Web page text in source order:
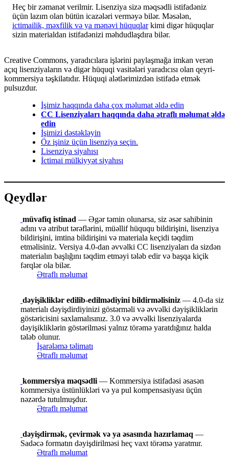
Heç bir zəmanət verilmir. Lisenziya sizə məqsədli istifadəniz
üçün lazım olan bütün icazələri verməyə bilər. Məsələn,
ictimailik, məxfilik və ya mənəvi hüquqlarkimi digər hüquqlar
sizin materialdan istifadənizi məhdudlaşdıra bilər.
Creative Commons, yaradıcılara işlərini paylaşmağa imkan verən
açıq lisenziyaların və digər hüquqi vasitələri yaradıcısı olan qeyri-
kommersiya təşkilatıdır. Hüquqi alətlərimizdən istifadə etmək
pulsuzdur.
İşimiz haqqında daha çox məlumat əldə edin
CC Lisenziyaları haqqında daha ətraflı məlumat əldə
edin
İşimizi dəstəkləyin
Öz işiniz üçün lisenziya seçin.
Lisenziya siyahısı
İctimai mülkiyyət siyahısı
Qeydlər
müvafiq istinad — Əgər təmin olunarsa, siz əsər sahibinin
adını və atribut tərəflərini, müəllif hüququ bildirişini, lisenziya
bildirişini, imtina bildirişini və materiala keçidi təqdim
etməlisiniz. Versiya 4.0-dan əvvəlki CC lisenziyaları da sizdən
materialın başlığını təqdim etməyi tələb edir və başqa kiçik
fərqlər ola bilər.
Ətraflı məlumat
dəyişikliklər edilib-edilmədiyini bildirməlisiniz — 4.0-da siz
materialı dəyişdirdiyinizi göstərməli və əvvəlki dəyişikliklərin
göstəricisini saxlamalısınız. 3.0 və əvvəlki lisenziyalarda
dəyişikliklərin göstərilməsi yalnız törəmə yaratdığınız halda
tələb olunur.
İşarələmə təlimatı
Ətraflı məlumat
kommersiya məqsədli — Kommersiya istifadəsi əsasən
kommersiya üstünlükləri və ya pul kompensasiyası üçün
nəzərdə tutulmuşdur.
Ətraflı məlumat
dəyişdirmək, çevirmək və ya əsasında hazırlamaq —
Sadəcə formatın dəyişdirilməsi heç vaxt törəmə yaratmır.
Ətraflı məlumat